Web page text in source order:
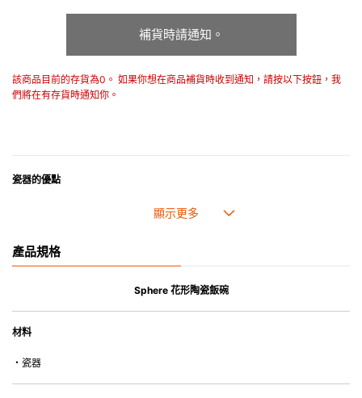
補貨時請通知。
該商品目前的存貨為0。 如果你想在商品補貨時收到通知，請按以下按鈕，我
們將在有存貨時通知你。
瓷器的優點
• 耐熱性極佳，適用於微波爐，也可放入焗爐，耐熱程度高達260℃。
• 可用於洗碗機。
• 合乎食用安全的塗層表面，幾乎不黏，食物容易脫落，清洗方便。
*不可直接用於熱源上
產品規格
Sphere 花形陶瓷飯碗
材料
・瓷器